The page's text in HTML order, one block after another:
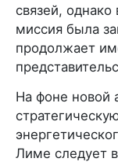
связей,
миссия была
продолжает
На фоне новой
Лиме следует